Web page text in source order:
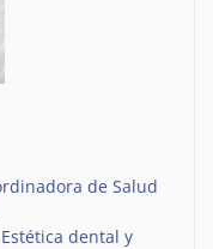
de Salud
dental y